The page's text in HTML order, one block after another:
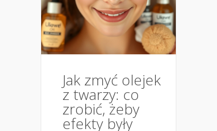
Jak zmyć olejek
z twarzy: co
zrobić, żeby
efekty były